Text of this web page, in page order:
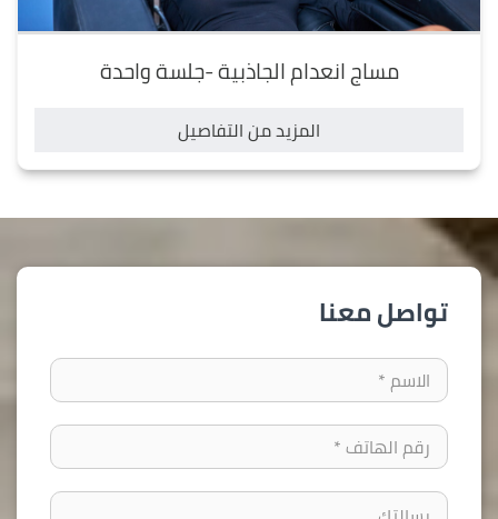
مساج انعدام الجاذبية -جلسة واحدة
المزيد من التفاصيل
تواصل معنا